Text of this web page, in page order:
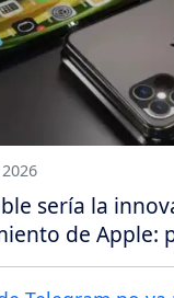
sería la
de Apple: